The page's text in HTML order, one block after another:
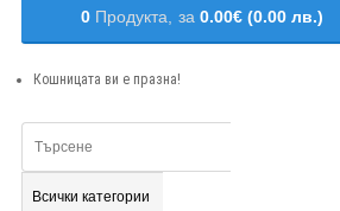
0 Продукта, за 0.00€ (0.00 лв.)
Кошницата ви е празна!
Всички категории